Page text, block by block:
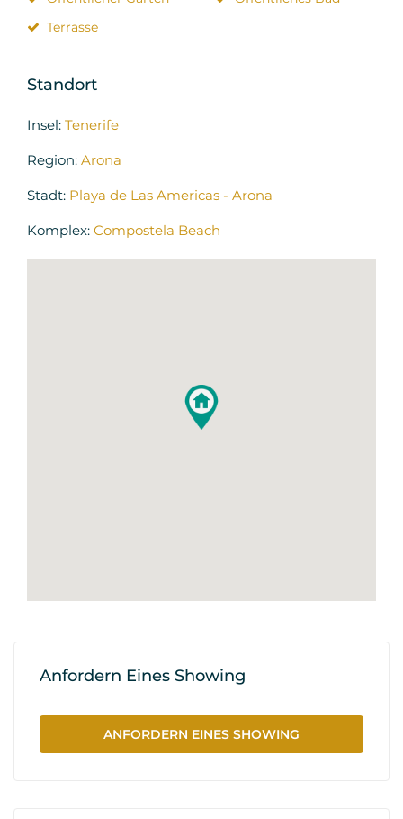
Terrasse
Standort
Insel: Tenerife
Region: Arona
Stadt: Playa de Las Americas - Arona
Komplex: Compostela Beach
Anfordern Eines Showing
ANFORDERN EINES SHOWING